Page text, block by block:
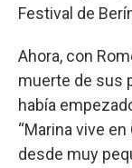
Festival de
Ahora, con
muerte de sus
había
“Marina vive
desde muy